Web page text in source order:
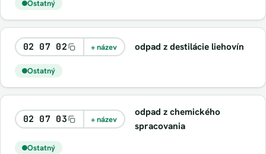
Ostatný
02 07 02 + název odpad z destilácie liehovín
Ostatný
02 07 03 + název
odpad z chemického
spracovania
Ostatný